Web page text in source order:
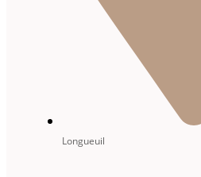
Longueuil